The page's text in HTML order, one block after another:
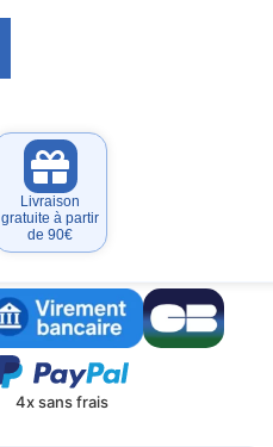
Livraison
gratuite à partir
de 90€
4x sans frais